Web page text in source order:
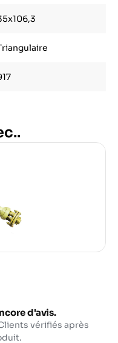
d'avis.
vérifiés après